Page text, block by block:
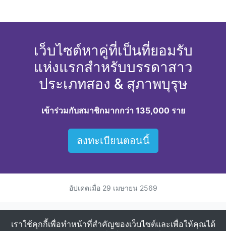
เว็บไซต์หาคู่ที่เป็นที่ยอมรับ
แห่งแรกสำหรับบรรดาสาว
ประเภทสอง & สุภาพบุรุษ
เข้าร่วมกับสมาชิกมากกว่า 135,000 ราย
ลงทะเบียนตอนนี้
อัปเดตเมื่อ 29 เมษายน 2569
สาวประเภทสองในชลบุรี
เราใช้คุกกี้เพื่อทำหน้าที่สำคัญของเว็บไซต์และเพื่อให้คุณได้